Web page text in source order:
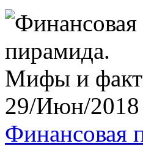
29/Июн/2018
Финансовая